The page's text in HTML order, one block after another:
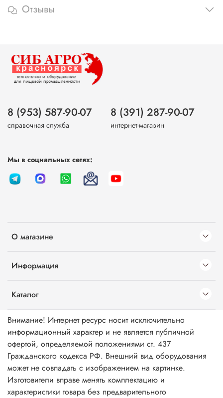
Отзывы
О магазине
Информация
Каталог
8 (953) 587-90-07
справочная служба
8 (391) 287-90-07
интернет-магазин
Мы в социальных сетях:
Внимание! Интернет ресурс носит исключительно
информационный характер и не является публичной
офертой, определяемой положениями ст. 437
Гражданского кодекса РФ. Внешний вид оборудования
может не совпадать с изображением на картинке.
Изготовители вправе менять комплектацию и
характеристики товара без предварительного